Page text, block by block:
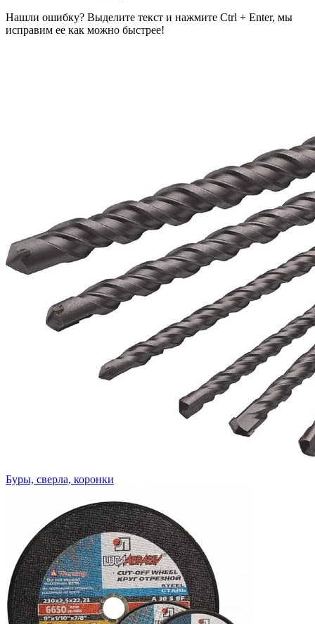
Нашли ошибку? Выделите текст и нажмите Ctrl + Enter, мы
исправим ее как можно быстрее!
Буры, сверла, коронки